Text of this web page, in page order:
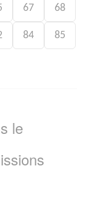
67 68
84 85
le